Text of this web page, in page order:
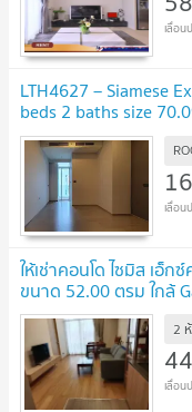
LTH4627 – Siamese
beds 2 baths size
ONLY 16.27 MB
ให้เช่าคอนโด ไซมิส เอ็
ขนาด 52.00 ตรม ใกล้
2